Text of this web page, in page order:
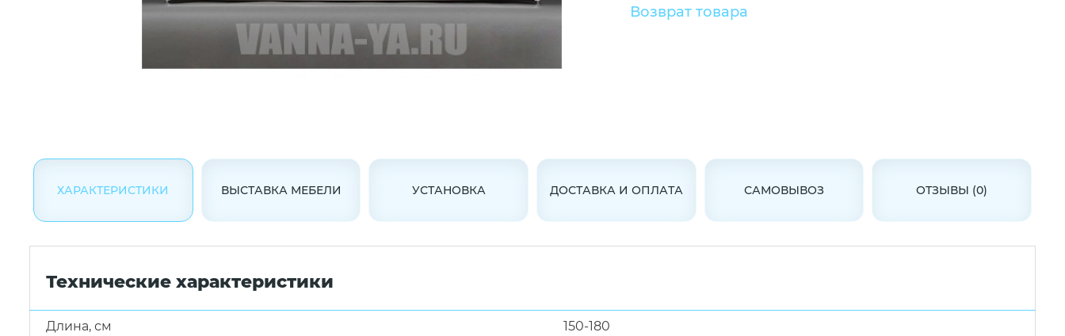
Возврат товара
ХАРАКТЕРИСТИКИ ВЫСТАВКА МЕБЕЛИ УСТАНОВКА ДОСТАВКА И ОПЛАТА САМОВЫВОЗ ОТЗЫВЫ (0)
Технические характеристики
Длина, см 150-180